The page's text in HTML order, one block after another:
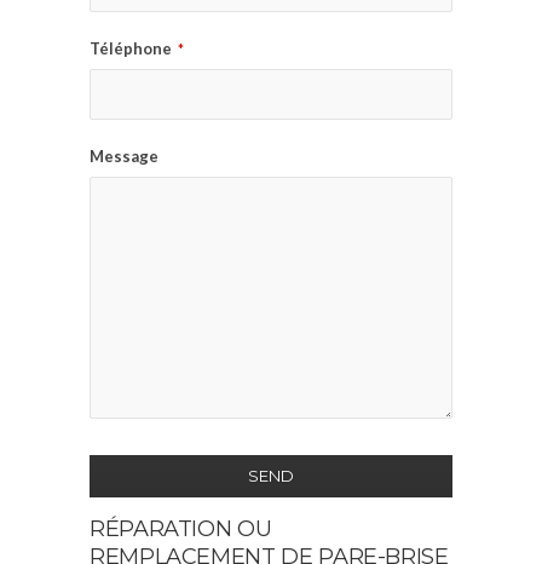
Téléphone *
Message
SEND
This
RÉPARATION OU
REMPLACEMENT DE PARE-BRISE